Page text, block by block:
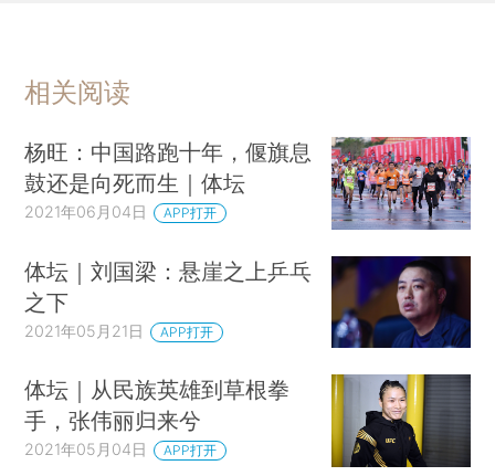
相关阅读
杨旺：中国路跑十年，偃旗息
鼓还是向死而生｜体坛
2021年06月04日 APP打开
体坛｜刘国梁：悬崖之上乒乓
之下
2021年05月21日 APP打开
体坛｜从民族英雄到草根拳
手，张伟丽归来兮
2021年05月04日 APP打开